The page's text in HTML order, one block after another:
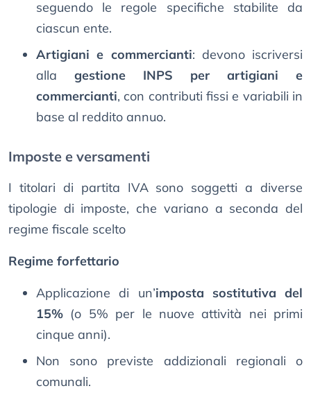
seguendo le regole specifiche stabilite da
ciascun ente.
Artigiani e commercianti: devono iscriversi
alla gestione INPS per artigiani e
commercianti, con contributi fissi e variabili in
base al reddito annuo.
Imposte e versamenti
I titolari di partita IVA sono soggetti a diverse
tipologie di imposte, che variano a seconda del
regime fiscale scelto
Regime forfettario
Applicazione di un’imposta sostitutiva del
15% (o 5% per le nuove attività nei primi
cinque anni).
Non sono previste addizionali regionali o
comunali.